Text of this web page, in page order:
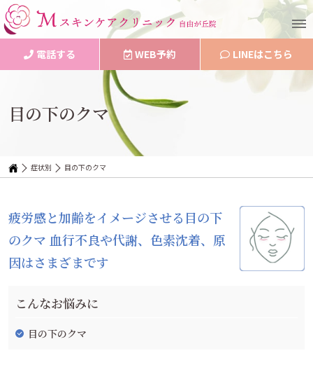
電話する WEB予約 LINEはこちら
目の下のクマ
症状別 目の下のクマ
疲労感と加齢をイメージさせる目の下
のクマ 血行不良や代謝、色素沈着、原
因はさまざまです
こんなお悩みに
目の下のクマ